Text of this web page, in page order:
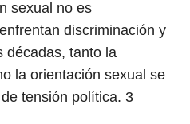
sexual no es
discriminación y
décadas, tanto la
la orientación sexual se
tensión política. 3